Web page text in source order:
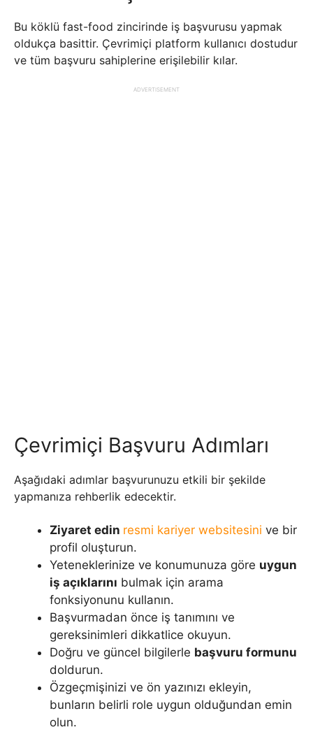
Bu köklü fast-food zincirinde iş başvurusu yapmak
oldukça basittir. Çevrimiçi platform kullanıcı dostudur
ve tüm başvuru sahiplerine erişilebilir kılar.
ADVERTISEMENT
Çevrimiçi Başvuru Adımları
Aşağıdaki adımlar başvurunuzu etkili bir şekilde
yapmanıza rehberlik edecektir.
Ziyaret edin resmi kariyer websitesini ve bir
profil oluşturun.
Yeteneklerinize ve konumunuza göre uygun
iş açıklarını bulmak için arama
fonksiyonunu kullanın.
Başvurmadan önce iş tanımını ve
gereksinimleri dikkatlice okuyun.
Doğru ve güncel bilgilerle başvuru formunu
doldurun.
Özgeçmişinizi ve ön yazınızı ekleyin,
bunların belirli role uygun olduğundan emin
olun.